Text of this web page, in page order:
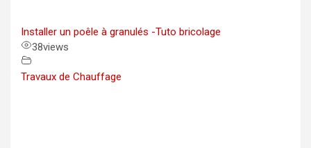
Installer un poêle à granulés -Tuto bricolage
38views
Travaux de Chauffage